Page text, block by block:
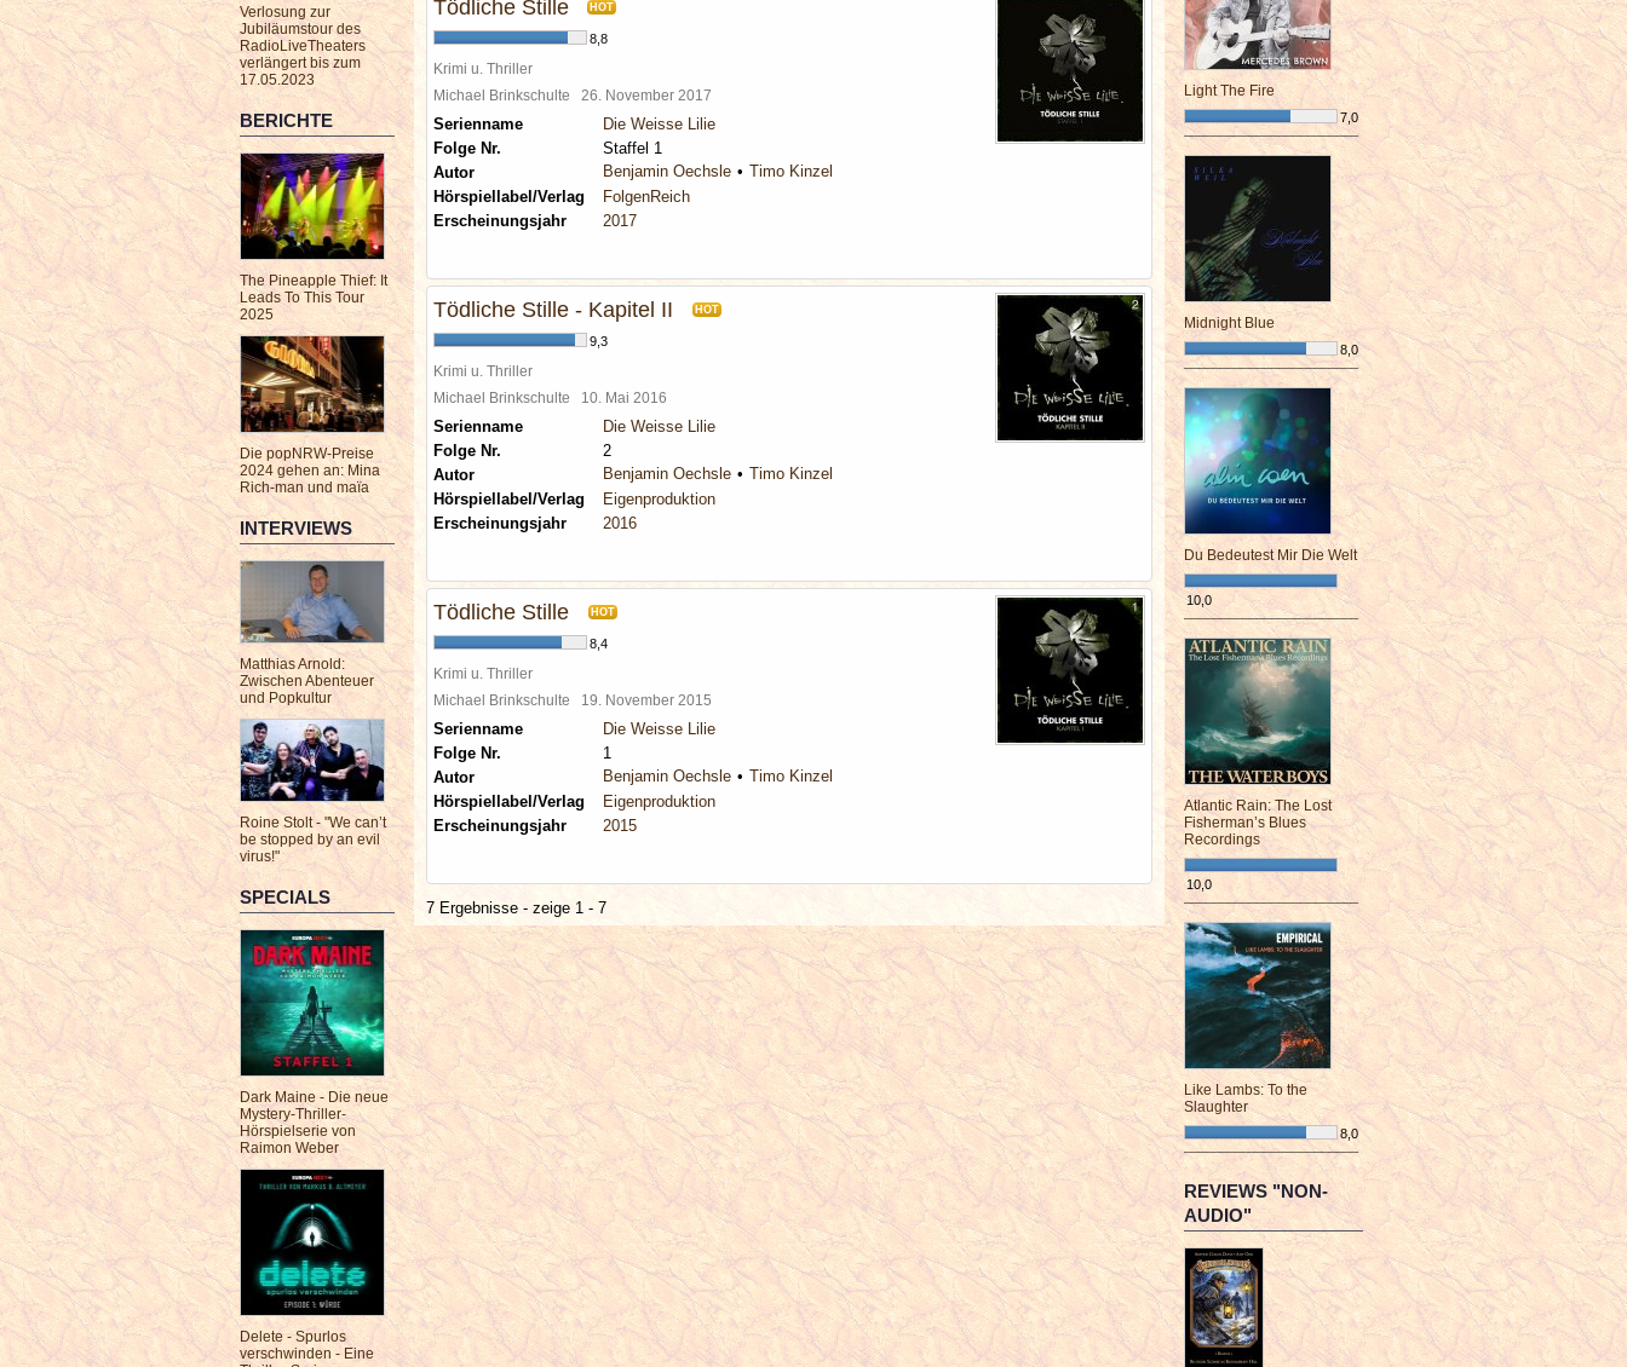
Verlosung zur
Jubiläumstour des
RadioLiveTheaters
verlängert bis zum
17.05.2023
BERICHTE
The Pineapple Thief: It
Leads To This Tour
2025
Die popNRW-Preise
2024 gehen an: Mina
Rich-man und maïa
INTERVIEWS
Matthias Arnold:
Zwischen Abenteuer
und Popkultur
Roine Stolt - "We can’t
be stopped by an evil
virus!"
SPECIALS
Dark Maine - Die neue
Mystery-Thriller-
Hörspielserie von
Raimon Weber
Delete - Spurlos
verschwinden - Eine
Tödliche Stille HOT
8,8
Krimi u. Thriller
Michael Brinkschulte 26. November 2017
Serienname
Die Weisse Lilie
Folge Nr.
Staffel 1
Autor
Benjamin Oechsle
Timo Kinzel
Hörspiellabel/Verlag
FolgenReich
Erscheinungsjahr
2017
Tödliche Stille - Kapitel II HOT
9,3
Krimi u. Thriller
Michael Brinkschulte 10. Mai 2016
Serienname
Die Weisse Lilie
Folge Nr.
2
Autor
Benjamin Oechsle
Timo Kinzel
Hörspiellabel/Verlag
Eigenproduktion
Erscheinungsjahr
2016
Tödliche Stille HOT
8,4
Krimi u. Thriller
Michael Brinkschulte 19. November 2015
Serienname
Die Weisse Lilie
Folge Nr.
1
Autor
Benjamin Oechsle
Timo Kinzel
Hörspiellabel/Verlag
Eigenproduktion
Erscheinungsjahr
2015
7 Ergebnisse - zeige 1 - 7
Light The Fire
7,0
¯¯¯¯¯¯¯¯¯¯¯¯¯¯¯¯¯¯¯¯¯¯¯¯
Midnight Blue
8,0
¯¯¯¯¯¯¯¯¯¯¯¯¯¯¯¯¯¯¯¯¯¯¯¯
Du Bedeutest Mir Die Welt
10,0
¯¯¯¯¯¯¯¯¯¯¯¯¯¯¯¯¯¯¯¯¯¯¯¯
Atlantic Rain: The Lost
Fisherman’s Blues
Recordings
10,0
¯¯¯¯¯¯¯¯¯¯¯¯¯¯¯¯¯¯¯¯¯¯¯¯
Like Lambs: To the
Slaughter
8,0
¯¯¯¯¯¯¯¯¯¯¯¯¯¯¯¯¯¯¯¯¯¯¯¯
REVIEWS "NON-
AUDIO"